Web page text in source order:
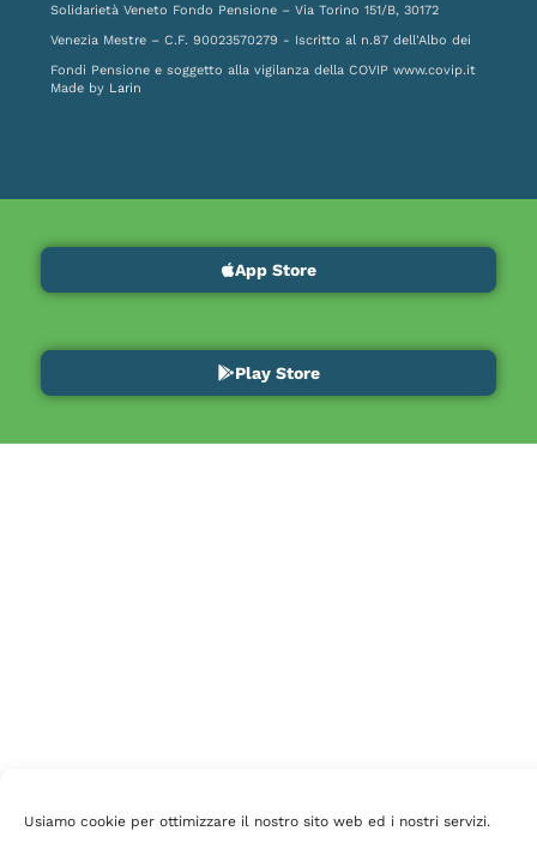
Usiamo cookie per ottimizzare il nostro sito web ed i nostri servizi.
Solidarietà Veneto Fondo Pensione – Via Torino 151/B, 30172
Venezia Mestre – C.F. 90023570279 - Iscritto al n.87 dell'Albo dei
Fondi Pensione e soggetto alla vigilanza della COVIP www.covip.it
Made by Larin
App Store
Play Store